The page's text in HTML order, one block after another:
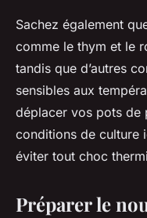
Sachez également
comme le thym et le
tandis que d’autres
sensibles aux
déplacer vos pots de
conditions de culture
éviter tout choc
Préparer le